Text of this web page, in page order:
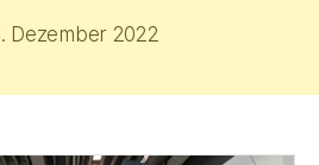
Dezember 2022